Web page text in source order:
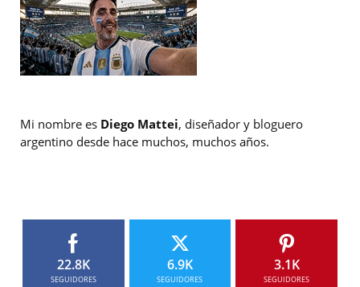
Mi nombre es Diego Mattei, diseñador y bloguero
argentino desde hace muchos, muchos años.
22.8K
SEGUIDORES
6.9K
SEGUIDORES
3.1K
SEGUIDORES